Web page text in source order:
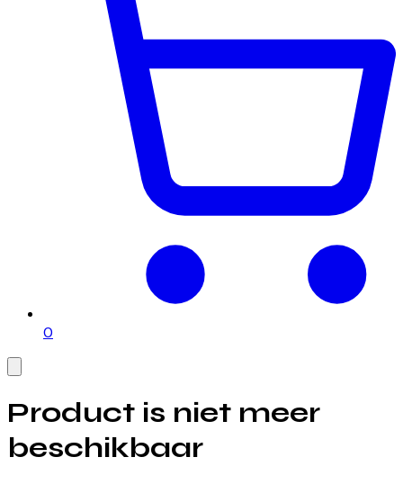
0
Product is niet meer
beschikbaar